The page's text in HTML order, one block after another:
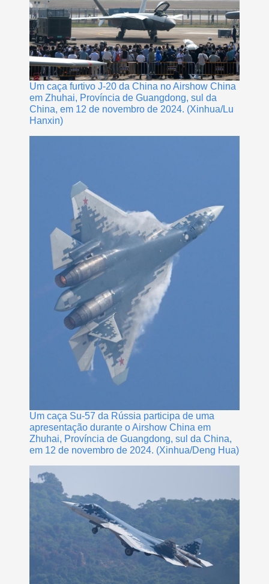
Um caça furtivo J-20 da China no Airshow China
em Zhuhai, Província de Guangdong, sul da
China, em 12 de novembro de 2024. (Xinhua/Lu
Hanxin)
Um caça Su-57 da Rússia participa de uma
apresentação durante o Airshow China em
Zhuhai, Província de Guangdong, sul da China,
em 12 de novembro de 2024. (Xinhua/Deng Hua)